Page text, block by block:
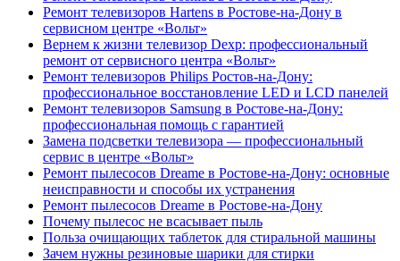
Ремонт телевизоров Hartens в Ростове-на-Дону в
сервисном центре «Вольт»
Вернем к жизни телевизор Dexp: профессиональный
ремонт от сервисного центра «Вольт»
Ремонт телевизоров Philips Ростов-на-Дону:
профессиональное восстановление LED и LCD панелей
Ремонт телевизоров Samsung в Ростове-на-Дону:
профессиональная помощь с гарантией
Замена подсветки телевизора — профессиональный
сервис в центре «Вольт»
Ремонт пылесосов Dreame в Ростове-на-Дону: основные
неисправности и способы их устранения
Ремонт пылесосов Dreame в Ростове-на-Дону
Почему пылесос не всасывает пыль
Польза очищающих таблеток для стиральной машины
Зачем нужны резиновые шарики для стирки